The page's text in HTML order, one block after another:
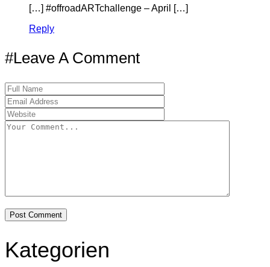
[…] #offroadARTchallenge – April […]
Reply
#Leave A Comment
Kategorien